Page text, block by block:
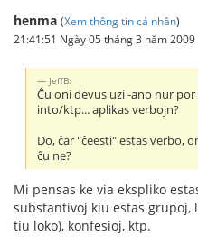
henma (Xem thông tin cá nhân)
21:41:51 Ngày 05 tháng 3 năm 2009
JeffB:
Ĉu oni devus uzi -ano nur
into/ktp... aplikas verbojn?
Do, ĉar "ĉeesti" estas verbo,
ĉu ne?
Mi pensas ke via ekspliko
substantivoj kiu estas grupoj,
tiu loko), konfesioj, ktp.